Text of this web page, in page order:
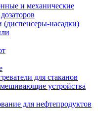
и механические
(диспенсеры-насадки)
для стаканов
устройства
для нефтепродуктов